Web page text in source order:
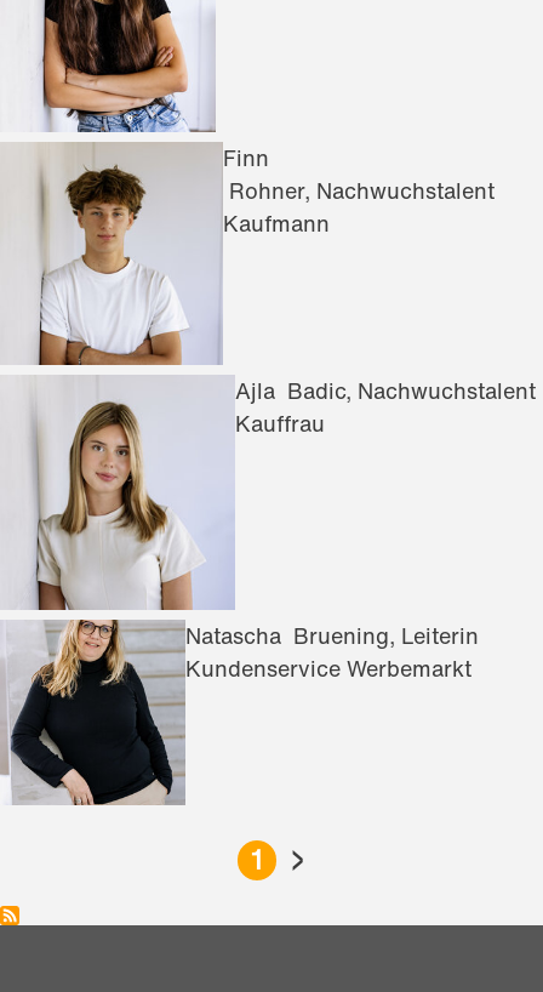
Finn
Rohner, Nachwuchstalent
Kaufmann
Ajla Badic, Nachwuchstalent
Kauffrau
Natascha Bruening, Leiterin
Kundenservice Werbemarkt
I
1 ›